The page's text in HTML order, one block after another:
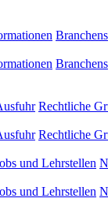
Rechtliche
Rechtliche
und Lehrstellen
und Lehrstellen